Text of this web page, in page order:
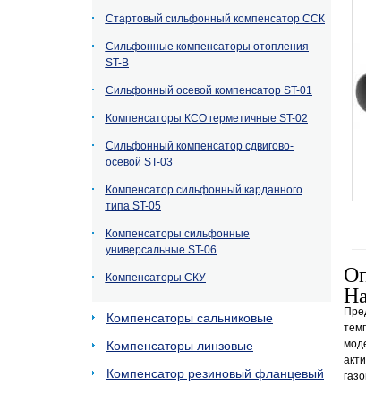
Стартовый сильфонный компенсатор ССК
Сильфонные компенсаторы отопления
ST-B
Сильфонный осевой компенсатор ST-01
Компенсаторы КСО герметичные ST-02
Сильфонный компенсатор сдвигово-
осевой ST-03
Компенсатор сильфонный карданного
типа ST-05
Компенсаторы сильфонные
универсальные ST-06
Компенсаторы СКУ
Компенсаторы сальниковые
Компенсаторы линзовые
Компенсатор резиновый фланцевый